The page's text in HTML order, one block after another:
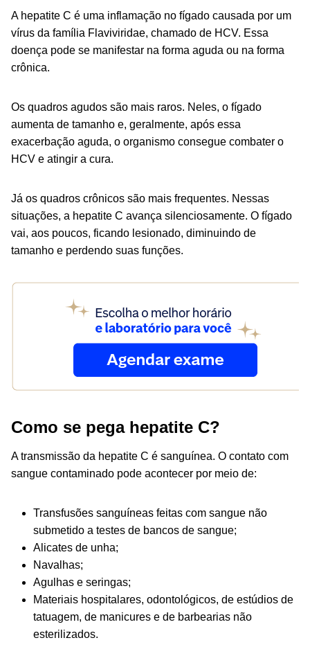
A hepatite C é uma inflamação no fígado causada por um
vírus da família Flaviviridae, chamado de HCV. Essa
doença pode se manifestar na forma aguda ou na forma
crônica.
Os quadros agudos são mais raros. Neles, o fígado
aumenta de tamanho e, geralmente, após essa
exacerbação aguda, o organismo consegue combater o
HCV e atingir a cura.
Já os quadros crônicos são mais frequentes. Nessas
situações, a hepatite C avança silenciosamente. O fígado
vai, aos poucos, ficando lesionado, diminuindo de
tamanho e perdendo suas funções.
Como se pega hepatite C?
A transmissão da hepatite C é sanguínea. O contato com
sangue contaminado pode acontecer por meio de:
Transfusões sanguíneas feitas com sangue não
submetido a testes de bancos de sangue;
Alicates de unha;
Navalhas;
Agulhas e seringas;
Materiais hospitalares, odontológicos, de estúdios de
tatuagem, de manicures e de barbearias não
esterilizados.